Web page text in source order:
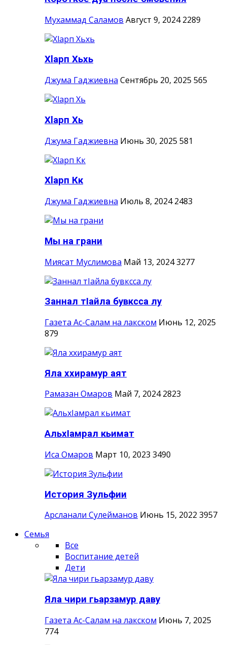
Мухаммад Саламов Август 9, 2024 2289
Хlарп Хьхь
Джума Гаджиевна Сентябрь 20, 2025 565
Хlарп Хь
Джума Гаджиевна Июнь 30, 2025 581
Хlарп Кк
Джума Гаджиевна Июль 8, 2024 2483
Мы на грани
Миясат Муслимова Май 13, 20243277
Заннал тIайла бувксса лу
Газета Ас-Салам на лакском Июнь 12, 2025
879
Яла ххирамур аят
Рамазан Омаров Май 7, 2024 2823
АльхIамрал кьимат
Иса Омаров Март 10, 2023 3490
История Зульфии
Арсланали Сулейманов Июнь 15, 2022 3957
Семья
Все
Воспитание детей
Дети
Яла чири гьарзамур даву
Газета Ас-Салам на лакском Июнь 7, 2025
774